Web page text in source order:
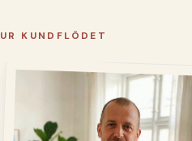
UR KUNDFLÖDET